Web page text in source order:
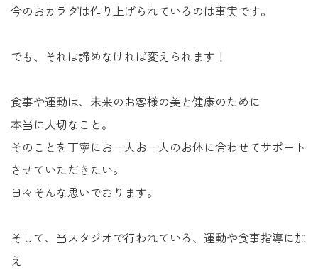
今のおカラダは作り上げられているのは事実です。
でも、それは諦めなければ変えられます！
食事や運動は、未来のお客様の美と健康のために
本当に大切なこと。
そのことを丁寧にお一人お一人のお体に合わせてサポート
させていただきたい。
日々そんな思いでおります。
そして、当スタジオで行われている、運動や食事指導に加
え